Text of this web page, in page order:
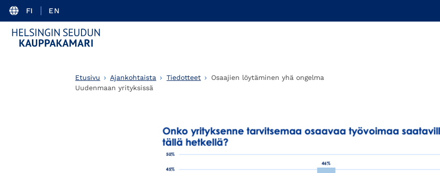
FI EN
Etusivu Ajankohtaista Tiedotteet
Osaajien löytäminen yhä ongelma
Uudenmaan yrityksissä